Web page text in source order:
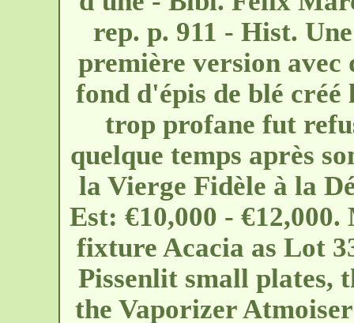
rep. p. 911 - Hist.
première version avec
fond d'épis de blé créé
trop profane fut
quelque temps après
la Vierge Fidèle à la
Est: €10,000 -
fixture Acacia as Lot
Pissenlit small plates,
the Vaporizer